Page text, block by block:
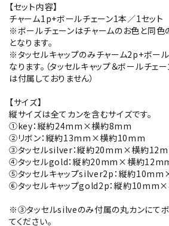
【セット内容】
チャーム1p+ボールチェーン1本／1セット
※ボールチェーンはチャームのお色と同
となります。
※タッセルキャップのみチャーム2p+ボー
なります。（タッセルキャップ＆ボールチェ
は付属しておりません）
【サイズ】
縦サイズは全てカンを含むサイズです。
①key：縦約24mm×横約8mm
②リボン：縦約13mm×横約10mm
③タッセルsilver：縦約20mm×横約
④タッセルgold：縦約20mm×横約
⑤タッセルキャップsilver2p：縦約
⑥タッセルキャップgold2p：縦約
※③タッセルsilveのみ付属の丸カンにてボ
てください。